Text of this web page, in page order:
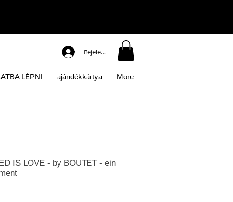
Bejelentkezés
LÉPNI ajándékkártya More
IS LOVE - by BOUTET - ein